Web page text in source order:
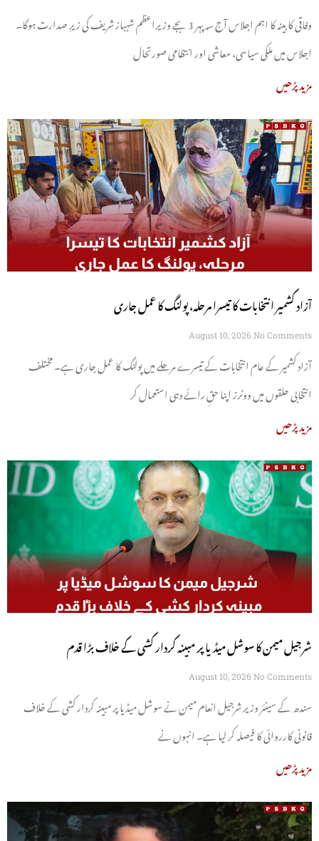
وفاقی کابینہ کا اہم اجلاس آج سہ پہر 3 بجے وزیراعظم شہباز شریف کی زیرِ صدارت ہوگا۔
اجلاس میں ملکی سیاسی، معاشی اور انتظامی صورتحال
مزید پڑھیں
آزاد کشمیر انتخابات کا تیسرا مرحلہ، پولنگ کا عمل جاری
August 10, 2026 No Comments
آزاد کشمیر کے عام انتخابات کے تیسرے مرحلے میں پولنگ کا عمل جاری ہے۔ مختلف
انتخابی حلقوں میں ووٹرز اپنا حقِ رائے دہی استعمال کر
مزید پڑھیں
شرجیل میمن کا سوشل میڈیا پر مبینہ کردار کشی کے خلاف بڑا قدم
August 10, 2026 No Comments
سندھ کے سینئر وزیر شرجیل انعام میمن نے سوشل میڈیا پر مبینہ کردار کشی کے خلاف
قانونی کارروائی کا فیصلہ کر لیا ہے۔ انہوں نے
مزید پڑھیں